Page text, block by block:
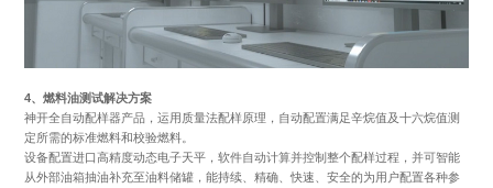
4、燃料油测试解决方案
神开全自动配样器产品，运用质量法配样原理，自动配置满足辛烷值及十六烷值测
定所需的标准燃料和校验燃料。
设备配置进口高精度动态电子天平，软件自动计算并控制整个配样过程，并可智能
从外部油箱抽油补充至油料储罐，能持续、精确、快速、安全的为用户配置各种参